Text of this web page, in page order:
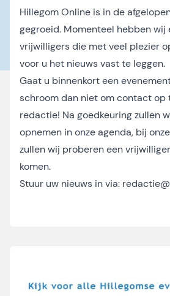
Hillegom Online is in de
gegroeid. Momenteel hebben wij
vrijwilligers die met veel plezier
voor u het nieuws vast te leggen.
Gaat u binnenkort een
schroom dan niet om contact op
redactie! Na goedkeuring zullen
opnemen in onze agenda, bij
zullen wij proberen een
komen.
Stuur uw nieuws in via: